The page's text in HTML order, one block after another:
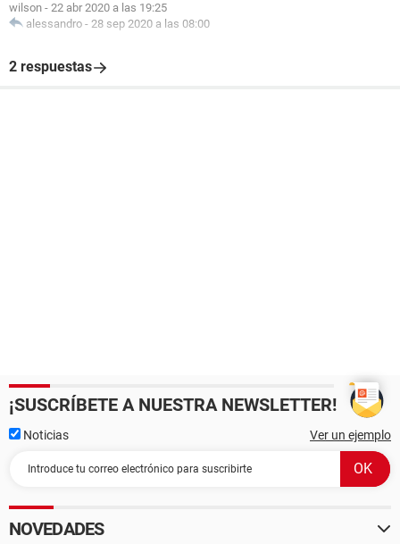
wilson - 22 abr 2020 a las 19:25
alessandro - 28 sep 2020 a las 08:00
2 respuestas
¡SUSCRÍBETE A NUESTRA NEWSLETTER!
Noticias Ver un ejemplo
NOVEDADES